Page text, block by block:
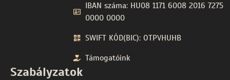
IBAN száma: HU08 1171 6008 2016 7275
0000 0000
SWIFT KÓD(BIC): OTPVHUHB
Támogatóink
Szabályzatok